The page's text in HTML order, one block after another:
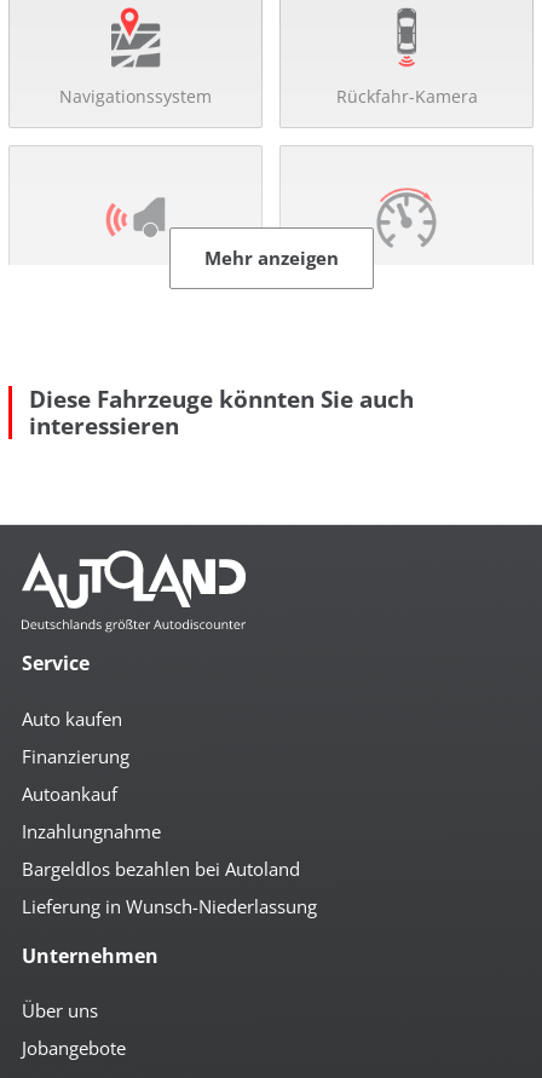
Navigationssystem Rückfahr-Kamera
Komfort
2x el. Fensterheber
Bordcomputer
Colorverglasung
el. Spiegel
Getränkehalter
Lenkradfernbedienung
Regensensor
Rückfahr-Kamera
Rücksitze demontierbar
Rücksitze herausnehmbar
Schiebetür
Servolenkung
Tempomat
Zentralverriegelung m. FB
Multimedia
Apple CarPlay
Bluetoothfunktion
Mehr anzeigen
Diese Fahrzeuge könnten Sie auch
interessieren
Service
Auto kaufen
Finanzierung
Autoankauf
Inzahlungnahme
Bargeldlos bezahlen bei Autoland
Lieferung in Wunsch-Niederlassung
Unternehmen
Über uns
Jobangebote